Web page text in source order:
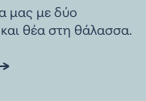
μας με δύο
θέα στη θάλασσα.